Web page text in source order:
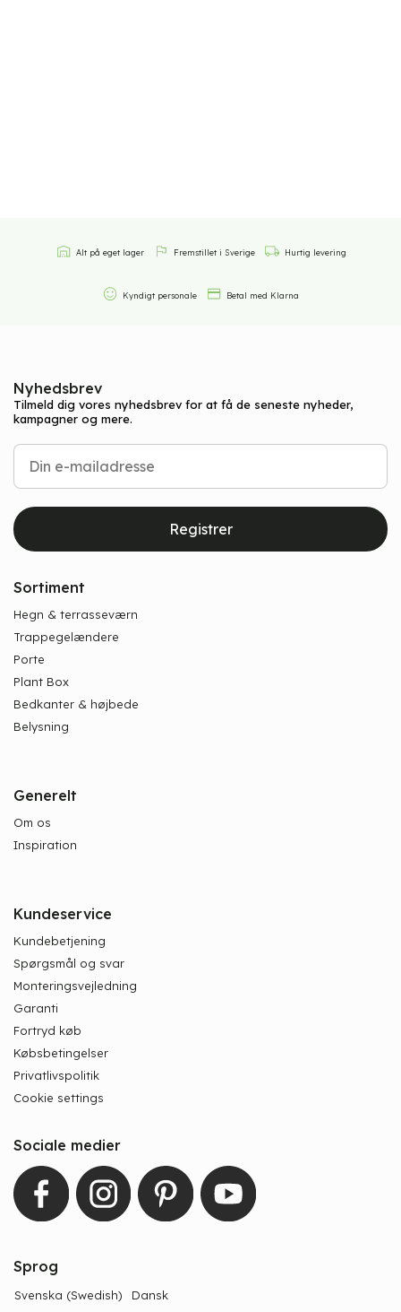
Alt på eget lager Fremstillet i Sverige Hurtig levering
Kyndigt personale Betal med Klarna
Nyhedsbrev
Tilmeld dig vores nyhedsbrev for at få de seneste nyheder,
kampagner og mere.
Registrer
Sortiment
Hegn & terrasseværn
Trappegelændere
Porte
Plant Box
Bedkanter & højbede
Belysning
Generelt
Om os
Inspiration
Kundeservice
Kundebetjening
Spørgsmål og svar
Monteringsvejledning
Garanti
Fortryd køb
Købsbetingelser
Privatlivspolitik
Cookie settings
Sociale medier
Sprog
Svenska (Swedish) Dansk